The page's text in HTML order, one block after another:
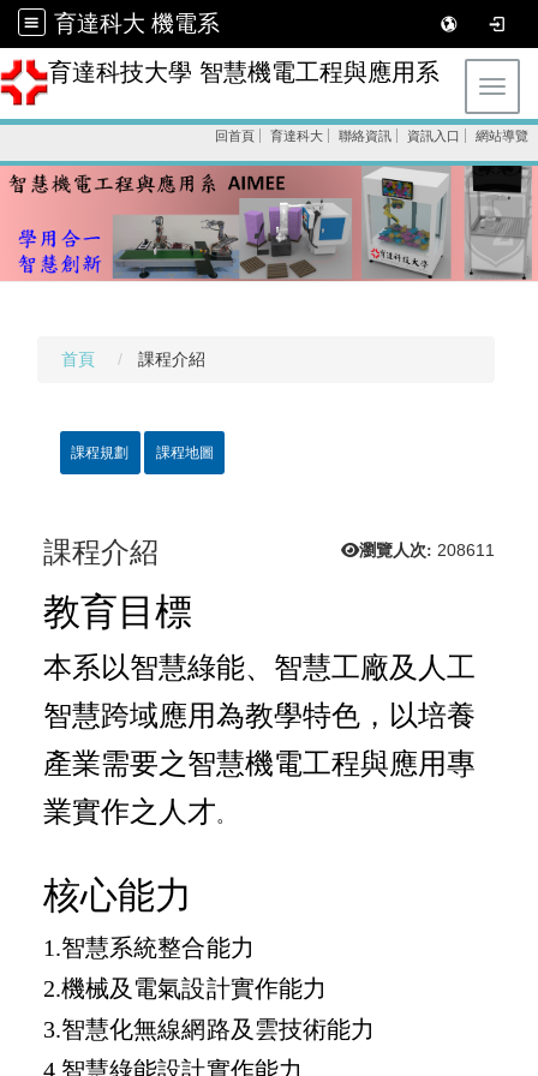
育達科大 機電系
育達科技大學 智慧機電工程與應用系
回首頁 育達科大 聯絡資訊 資訊入口 網站導覽
首頁 課程介紹
課程規劃 課程地圖
瀏覽人次: 208611
課程介紹
教育目標
本系以智慧綠能、智慧工廠及人工
智慧跨域應用為教學特色，以培養
產業需要之智慧機電工程與應用專
業實作之人才。
核心能力
1.智慧系統整合能力
2.機械及電氣設計實作能力
3.智慧化無線網路及雲技術能力
4.智慧綠能設計實作能力